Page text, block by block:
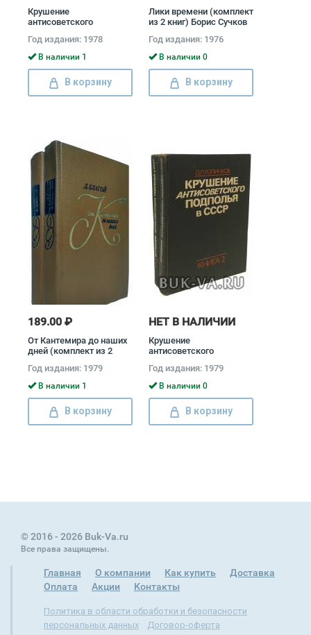
Крушение
антисоветского
(комплект из 2 книг)
Давид Голинков
Год издания: 1978
В наличии 1
В корзину
Лики времени (комплект
из 2 книг) Борис Сучков
Год издания: 1976
В наличии 0
В корзину
189.00 ₽
От Кантемира до наших
дней (комплект из 2
Год издания: 1979
В наличии 1
В корзину
НЕТ В НАЛИЧИИ
Крушение
антисоветского
(комплект из 2 книг)
Давид Голинков
Год издания: 1979
В наличии 0
В корзину
© 2016 - 2026 Buk-Va.ru
Все права защищены.
Главная О компании Как купить
Доставка
Оплата
Акции Контакты
Политика в области обработки и безопасности
персональных данных
Договор-оферта